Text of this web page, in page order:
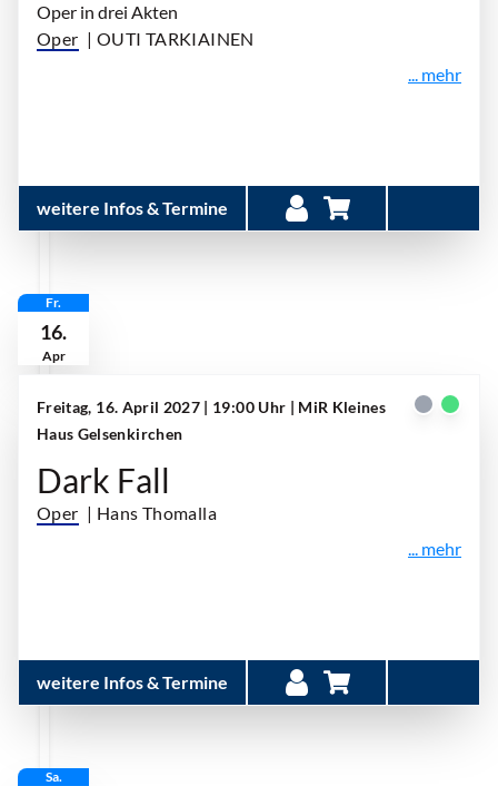
Oper in drei Akten
Oper | OUTI TARKIAINEN
... mehr
weitere Infos & Termine
Fr.
16.
Apr
Freitag, 16. April 2027 | 19:00 Uhr | MiR Kleines
Haus Gelsenkirchen
Dark Fall
Oper | Hans Thomalla
... mehr
weitere Infos & Termine
Sa.